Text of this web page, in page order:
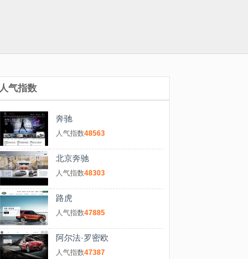
人气指数
奔驰
人气指数48563
北京奔驰
人气指数48303
路虎
人气指数47885
阿尔法·罗密欧
人气指数47387